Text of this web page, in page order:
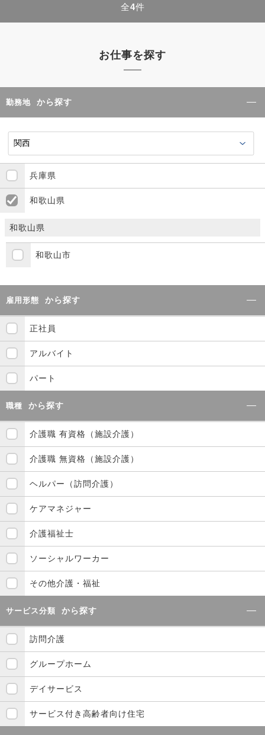
全4件
お仕事を探す
勤務地 から探す
兵庫県
和歌山県
和歌山県
和歌山市
雇用形態 から探す
正社員
アルバイト
パート
職種 から探す
介護職 有資格（施設介護）
介護職 無資格（施設介護）
ヘルパー（訪問介護）
ケアマネジャー
介護福祉士
ソーシャルワーカー
その他介護・福祉
サービス分類 から探す
訪問介護
グループホーム
デイサービス
サービス付き高齢者向け住宅